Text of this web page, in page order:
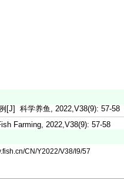
[J] 科学养鱼, 2022,V38(9): 57-58
Farming, 2022,V38(9): 57-58
CN/Y2022/V38/I9/57